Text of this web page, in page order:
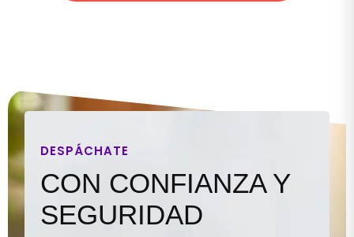
DESPÁCHATE
CON CONFIANZA Y
SEGURIDAD